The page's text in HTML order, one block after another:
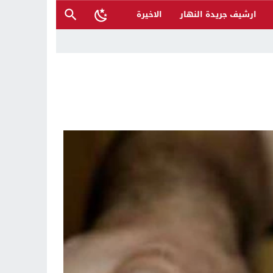
ارشيف جريدة النهار
الاخيرة
أخطاء الإدارة والفساد